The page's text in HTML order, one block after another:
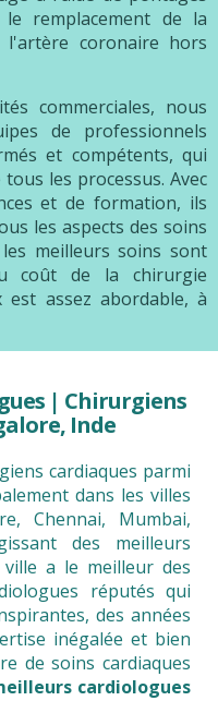
remplacement de la
coronaire hors
commerciales, nous
de professionnels
et compétents, qui
les processus. Avec
et de formation, ils
les aspects des soins
meilleurs soins sont
coût de la chirurgie
assez abordable, à
| Chirurgiens
Inde
cardiaques parmi
dans les villes
Chennai, Mumbai,
des meilleurs
a le meilleur des
réputés qui
des années
inégalée et bien
de soins cardiaques
cardiologues